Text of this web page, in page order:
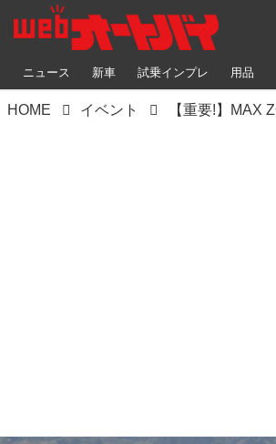
ニュース 新車 試乗インプレ 用品
HOME イベント